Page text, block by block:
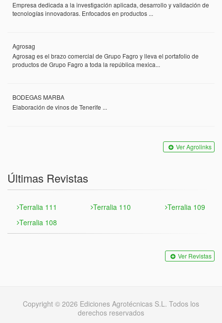
Empresa dedicada a la investigación aplicada, desarrollo y validación de
tecnologías innovadoras. Enfocados en productos ...
Agrosag
Agrosag es el brazo comercial de Grupo Fagro y lleva el portafolio de
productos de Grupo Fagro a toda la república mexica...
BODEGAS MARBA
Elaboración de vinos de Tenerife ...
Ver Agrolinks
Últimas Revistas
Terralia 111 Terralia 110
Terralia 109
Terralia 108
Ver Revistas
Copyright © 2026 Ediciones Agrotécnicas S.L. Todos los
derechos reservados